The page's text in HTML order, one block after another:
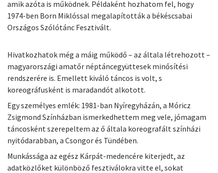
amik azóta is működnek. Példaként hozhatom fel, hogy
1974-ben Born Miklóssal megalapították a békéscsabai
Országos Szólótánc Fesztivált.
Hivatkozhatok még a máig működő – az általa létrehozott –
magyarországi amatőr néptáncegyüttesek minősítési
rendszerére is. Emellett kiváló táncos is volt, s
koreográfusként is maradandót alkotott.
Egy személyes emlék: 1981-ban Nyíregyházán, a Móricz
Zsigmond Színházban ismerkedhettem meg vele, jómagam
táncosként szerepeltem az ő általa koreografált színházi
nyitódarabban, a Csongor és Tündében.
Munkássága az egész Kárpát-medencére kiterjedt, az
adatközlőket különböző fesztiválokra vitte el, sokat